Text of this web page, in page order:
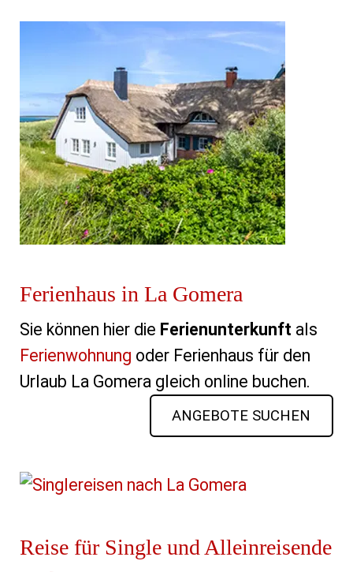
Ferienhaus in La Gomera
Sie können hier die Ferienunterkunft als
Ferienwohnung oder Ferienhaus für den
Urlaub La Gomera gleich online buchen.
ANGEBOTE SUCHEN
Reise für Single und Alleinreisende